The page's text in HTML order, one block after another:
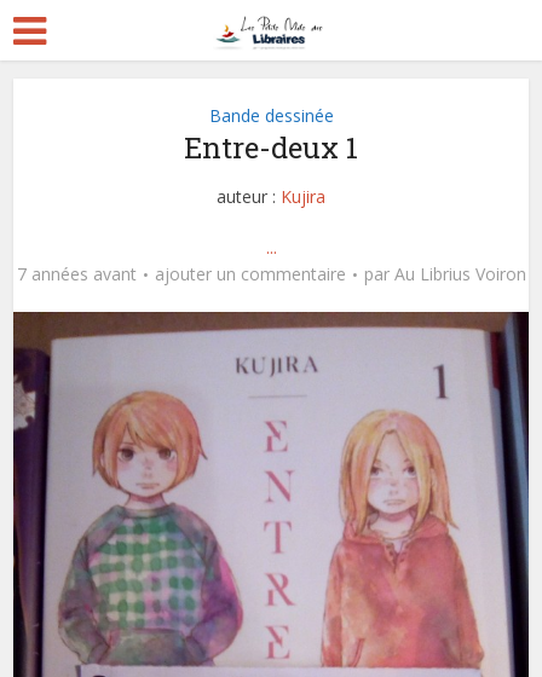
Bande dessinée
Entre-deux 1
auteur : Kujira
...
7 années avant
ajouter un commentaire par Au Librius Voiron